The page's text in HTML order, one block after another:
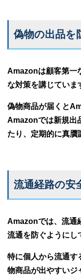
偽物の出品を
Amazonは顧客第一
な対策を講じていま
偽物商品が届くと
Amazonでは新規出
たり、定期的に真贋
流通経路の安
Amazonでは、流通
流通を防ぐようにし
特に個人から流通す
物商品が出やすいジ